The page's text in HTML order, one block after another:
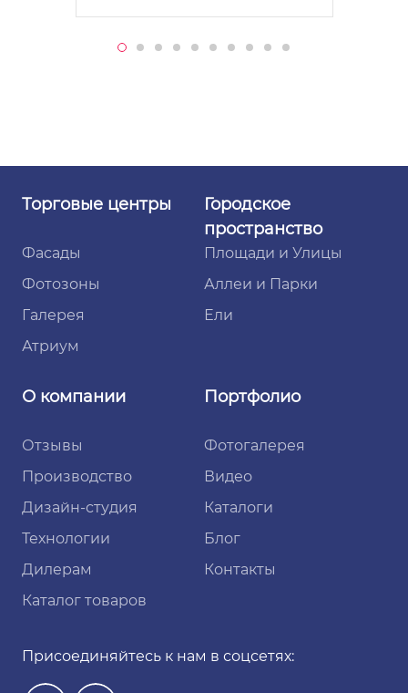
Торговые центры
Фасады
Фотозоны
Галерея
Атриум
Городское
пространство
Площади и Улицы
Аллеи и Парки
Ели
О компании
Отзывы
Производство
Дизайн-студия
Технологии
Дилерам
Каталог товаров
Портфолио
Фотогалерея
Видео
Каталоги
Блог
Контакты
Присоединяйтесь к нам в соцсетях: